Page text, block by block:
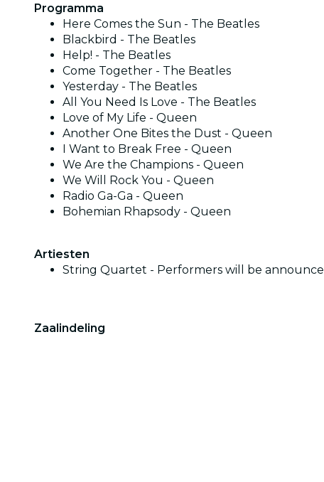
Programma
Here Comes the Sun - The Beatles
Blackbird - The Beatles
Help! - The Beatles
Come Together - The Beatles
Yesterday - The Beatles
All You Need Is Love - The Beatles
Love of My Life - Queen
Another One Bites the Dust - Queen
I Want to Break Free - Queen
We Are the Champions - Queen
We Will Rock You - Queen
Radio Ga-Ga - Queen
Bohemian Rhapsody - Queen
Artiesten
String Quartet - Performers will be
Zaalindeling